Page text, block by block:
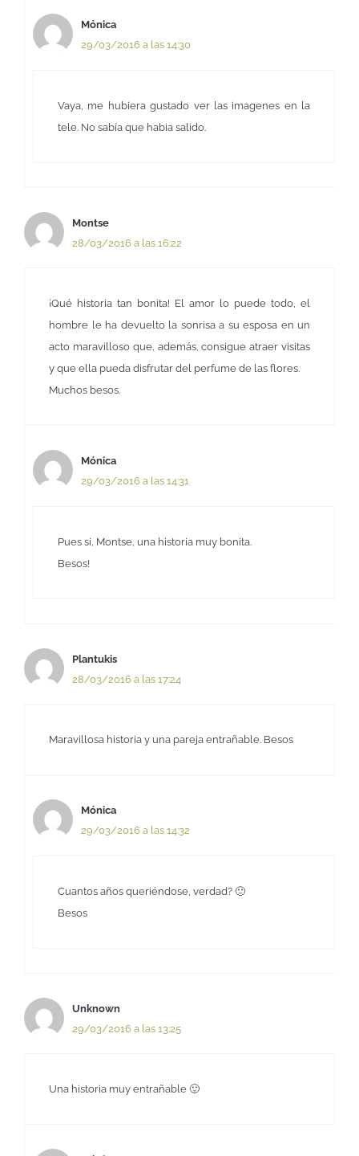
Mónica
29/03/2016 a las 14:30
Vaya, me hubiera gustado ver las imagenes en la
tele. No sabía que habia salido.
Montse
28/03/2016 a las 16:22
¡Qué historia tan bonita! El amor lo puede todo, el
hombre le ha devuelto la sonrisa a su esposa en un
acto maravilloso que, además, consigue atraer visitas
y que ella pueda disfrutar del perfume de las flores.
Muchos besos.
Mónica
29/03/2016 a las 14:31
Pues si, Montse, una historia muy bonita.
Besos!
Plantukis
28/03/2016 a las 17:24
Maravillosa historia y una pareja entrañable. Besos
Mónica
29/03/2016 a las 14:32
Cuantos años queriéndose, verdad? 🙂
Besos
Unknown
29/03/2016 a las 13:25
Una historia muy entrañable 🙂